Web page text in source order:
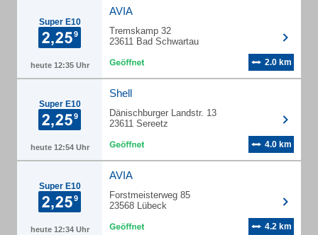
Super E10
heute 12:35 Uhr
AVIA
Tremskamp 32
23611 Bad Schwartau
2.0 km
Super E10
heute 12:54 Uhr
Shell
Dänischburger Landstr. 13
23611 Sereetz
4.0 km
Super E10
heute 12:34 Uhr
AVIA
Forstmeisterweg 85
23568 Lübeck
4.2 km